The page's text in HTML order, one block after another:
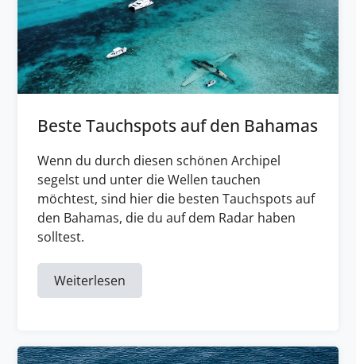
Beste Tauchspots auf den Bahamas
Wenn du durch diesen schönen Archipel
segelst und unter die Wellen tauchen
möchtest, sind hier die besten Tauchspots auf
den Bahamas, die du auf dem Radar haben
solltest.
Weiterlesen